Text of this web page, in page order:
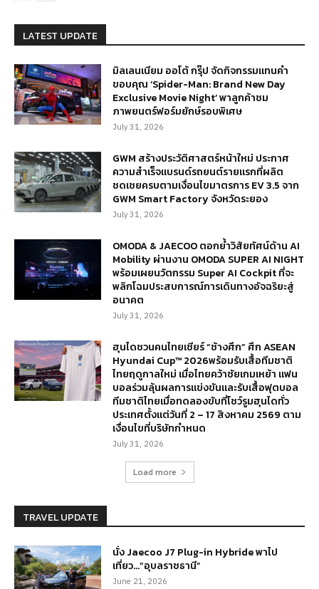
LATEST UPDATE
มิลเลนเนียม ออโต้ กรุ๊ป จัดกิจกรรมแทนคำ
ขอบคุณ ‘Spider-Man: Brand New Day
Exclusive Movie Night’ พาลูกค้าชม
ภาพยนตร์ฟอร์มยักษ์รอบพิเศษ
July 31, 2026
GWM สร้างประวัติศาสตร์หน้าใหม่ ประกาศ
ความสำเร็จแบรนด์รถยนต์รายแรกที่ผลิต
ชดเชยครบตามเงื่อนไขมาตรการ EV 3.5 จาก
GWM Smart Factory จังหวัดระยอง
July 31, 2026
OMODA & JAECOO ตอกย้ำวิสัยทัศน์ด้าน AI
Mobility ผ่านงาน OMODA SUPER AI NIGHT
พร้อมเผยนวัตกรรม Super AI Cockpit ที่จะ
พลิกโฉมประสบการณ์การเดินทางอัจฉริยะสู่
อนาคต
July 31, 2026
ฮุนไดชวนคนไทยเชียร์ “ช้างศึก” ศึก ASEAN
Hyundai Cup™ 2026พร้อมรับเสื้อทีมชาติ
ไทยฤดูกาลใหม่ เมื่อไทยคว้าชัยเกมเหย้า แฟน
บอลร่วมลุ้นผลการแข่งขันและรับเสื้อฟุตบอล
ทีมชาติไทยเมื่อทดลองขับที่โชว์รูมฮุนไดทั่ว
ประเทศตั้งแต่วันที่ 2 – 17 สิงหาคม 2569 ตาม
เงื่อนไขที่บริษัทกำหนด
July 31, 2026
Load more
TRAVEL UPDATE
นั่ง Jaecoo J7 Plug-in Hybride พาไป
เที่ยว…”อุบลราชธานี”
June 21, 2026